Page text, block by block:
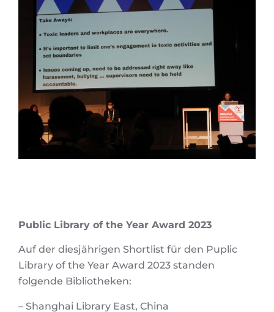
Public Library of the Year Award 2023
Auf der diesjährigen Shortlist für den Puplic
Library of the Year Award 2023 standen
folgende Bibliotheken:
– Shanghai Library East, China